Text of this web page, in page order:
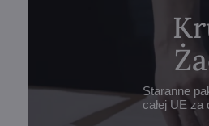
Staranne
całej UE za